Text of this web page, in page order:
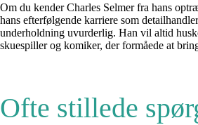
Om du kender Charles Selmer fra hans
hans efterfølgende karriere som
underholdning uvurderlig. Han vil altid
skuespiller og komiker, der formåede at
Ofte stillede